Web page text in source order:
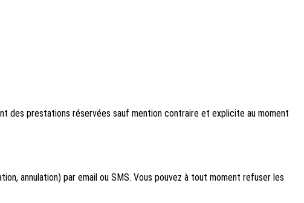
des prestations réservées sauf mention contraire et explicite au moment
annulation) par email ou SMS. Vous pouvez à tout moment refuser les